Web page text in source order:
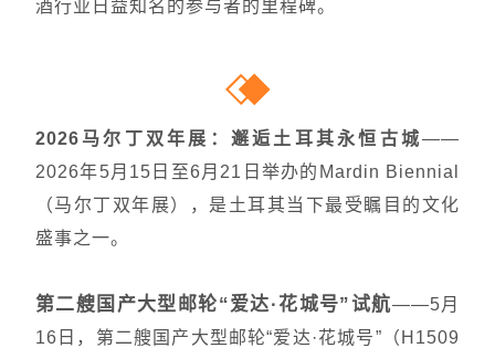
酒行业日益知名的参与者的里程碑。
2026马尔丁双年展：邂逅土耳其永恒古城——
2026年5月15日至6月21日举办的Mardin Biennial
（马尔丁双年展），是土耳其当下最受瞩目的文化
盛事之一。
第二艘国产大型邮轮“爱达·花城号”试航——5月
16日，第二艘国产大型邮轮“爱达·花城号”（H1509